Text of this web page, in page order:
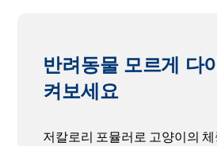
반려동물 모르게 다
켜보세요
저칼로리 포뮬러로 고양이의